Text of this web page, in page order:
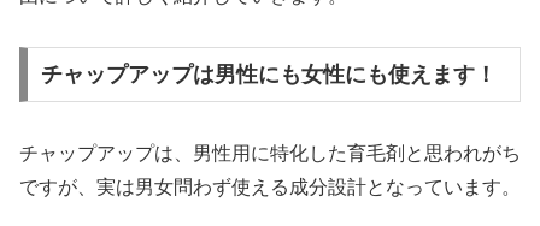
チャップアップは男性にも女性にも使えます！
チャップアップは、男性用に特化した育毛剤と思われがち
ですが、実は男女問わず使える成分設計となっています。